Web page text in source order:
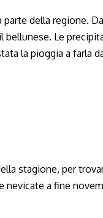
della regione. Da
bellunese. Le
la pioggia a farla
stagione, per
nevicate a fine